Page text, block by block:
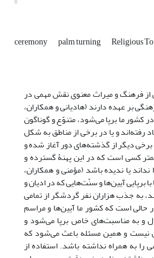
ceremony palm turning Religious
فرهنگ و میراث معنوی نقش مهمی در
بر عهده دارند (هادیانی و همکاران،
در کشور ما برپا می‌شود، متنوّع و گوناگون
رفته‌اند و یا در برخی از مناطق به شکل
دیگر از گذشته‌های دور آغاز شده و
کسی است که در این پهنۀ گسترده و
یا ندیده باشد (مؤمنی و همکاران،
با برپایی آیین‌ها و سنّت‌هایی که در ادیان و
به جذب هزاران نفر گردشگر از تمامی
حالی است که کشور ما آیین‌ها و مراسم
و به مناسبت‌های خاص برپا می‌شود و
نیست و همین مسئله باعث می‌شود که
به همراه نداشته باشد. استفاده از